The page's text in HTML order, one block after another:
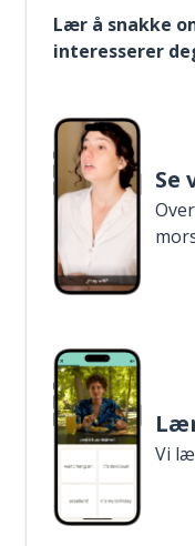
Lær å snakke
interesserer
Se
Vi